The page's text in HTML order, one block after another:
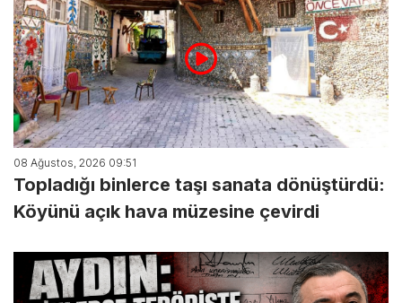
08 Ağustos, 2026 09:51
Topladığı binlerce taşı sanata dönüştürdü:
Köyünü açık hava müzesine çevirdi